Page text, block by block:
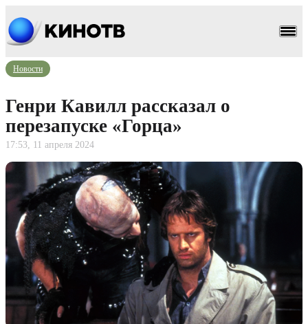
Новости
Генри Кавилл рассказал о
перезапуске «Горца»
17:53, 11 апреля 2024